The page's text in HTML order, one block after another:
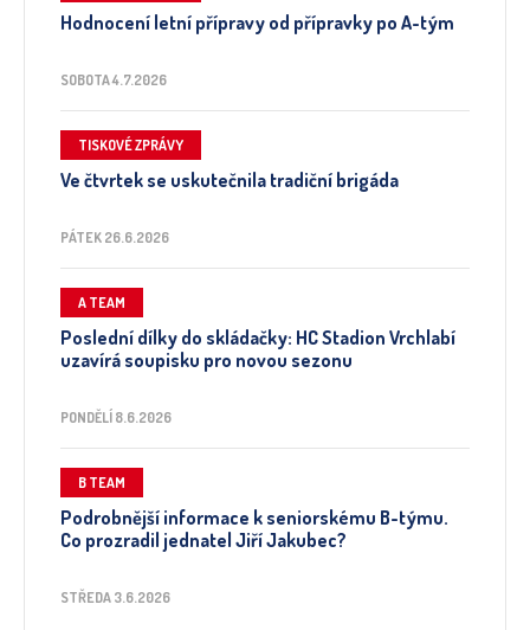
Hodnocení letní přípravy od přípravky po A-tým
SOBOTA 4.7.2026
TISKOVÉ ZPRÁVY
Ve čtvrtek se uskutečnila tradiční brigáda
PÁTEK 26.6.2026
A TEAM
Poslední dílky do skládačky: HC Stadion Vrchlabí
uzavírá soupisku pro novou sezonu
PONDĚLÍ 8.6.2026
B TEAM
Podrobnější informace k seniorskému B-týmu.
Co prozradil jednatel Jiří Jakubec?
STŘEDA 3.6.2026